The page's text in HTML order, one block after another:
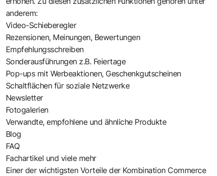
anderem:
Video-Schieberegler
Rezensionen, Meinungen, Bewertungen
Empfehlungsschreiben
Sonderausführungen z.B. Feiertage
Pop-ups mit Werbeaktionen, Geschenkgutscheinen
Schaltflächen für soziale Netzwerke
Newsletter
Fotogalerien
Verwandte, empfohlene und ähnliche Produkte
Blog
FAQ
Fachartikel und viele mehr
Einer der wichtigsten Vorteile der Kombination Commerce